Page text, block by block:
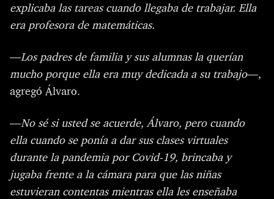
explicaba las tareas cuando llegaba de trabajar. Ella
era profesora de matemáticas.
—Los padres de familia y sus alumnas la querían
mucho porque ella era muy dedicada a su trabajo—,
agregó Álvaro.
—No sé si usted se acuerde, Álvaro, pero cuando
ella cuando se ponía a dar sus clases virtuales
durante la pandemia por Covid-19, brincaba y
jugaba frente a la cámara para que las niñas
estuvieran contentas mientras ella les enseñaba